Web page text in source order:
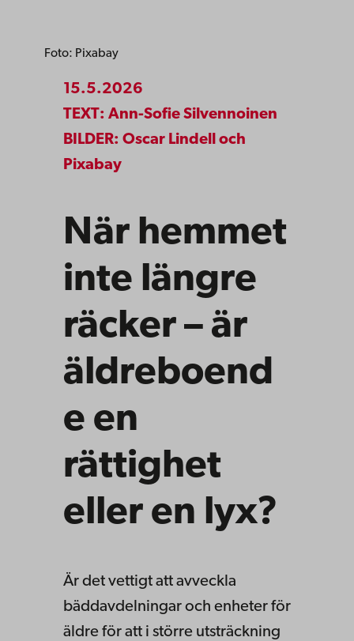
Foto: Pixabay
15.5.2026
TEXT: Ann-Sofie Silvennoinen
BILDER: Oscar Lindell och
Pixabay
När hemmet
inte längre
räcker – är
äldreboend
e en
rättighet
eller en lyx?
Är det vettigt att avveckla
bäddavdelningar och enheter för
äldre för att i större utsträckning